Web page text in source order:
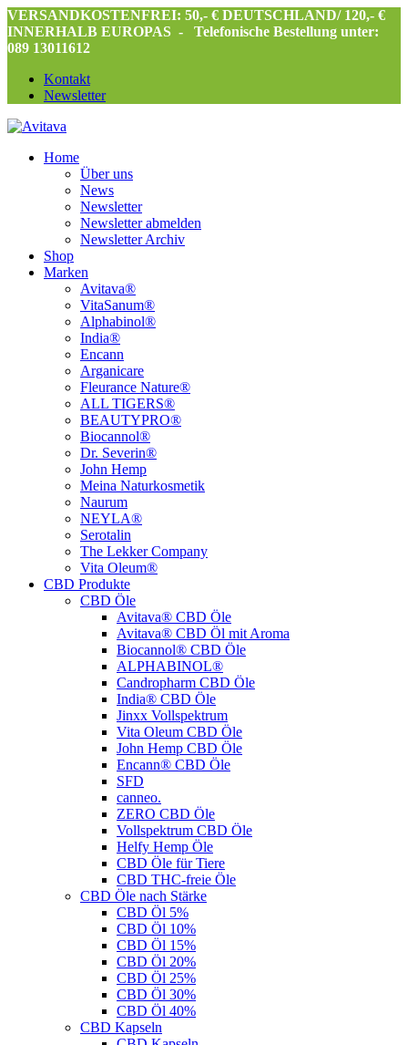
VERSANDKOSTENFREI: 50,- € DEUTSCHLAND/ 120,- €
INNERHALB EUROPAS -
Telefonische Bestellung unter:
089 13011612
Kontakt
Newsletter
Home
Über uns
News
Newsletter
Newsletter abmelden
Newsletter Archiv
Shop
Marken
Avitava®
VitaSanum®
Alphabinol®
India®
Encann
Arganicare
Fleurance Nature®
ALL TIGERS®
BEAUTYPRO®
Biocannol®
Dr. Severin®
John Hemp
Meina Naturkosmetik
Naurum
NEYLA®
Serotalin
The Lekker Company
Vita Oleum®
CBD Produkte
CBD Öle
Avitava® CBD Öle
Avitava® CBD Öl mit Aroma
Biocannol® CBD Öle
ALPHABINOL®
Candropharm CBD Öle
India® CBD Öle
Jinxx Vollspektrum
Vita Oleum CBD Öle
John Hemp CBD Öle
Encann® CBD Öle
SFD
canneo.
ZERO CBD Öle
Vollspektrum CBD Öle
Helfy Hemp Öle
CBD Öle für Tiere
CBD THC-freie Öle
CBD Öle nach Stärke
CBD Öl 5%
CBD Öl 10%
CBD Öl 15%
CBD Öl 20%
CBD Öl 25%
CBD Öl 30%
CBD Öl 40%
CBD Kapseln